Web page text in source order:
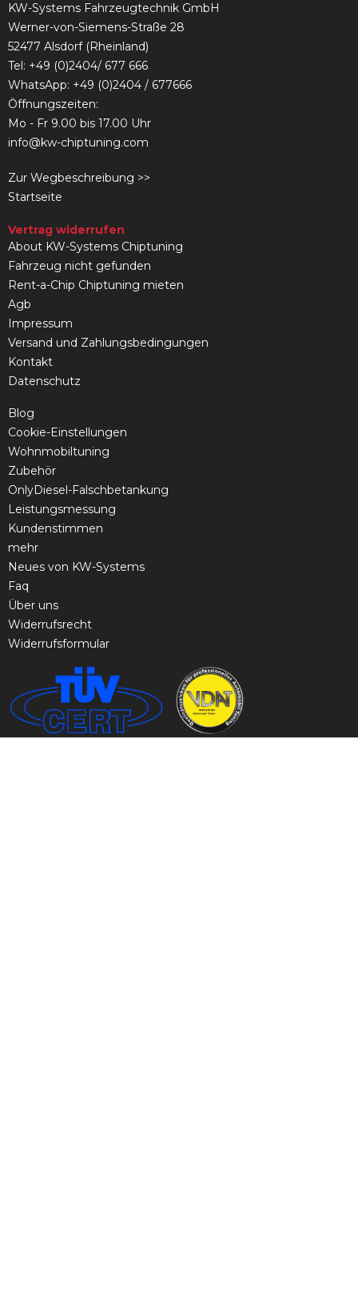
KW-Systems Fahrzeugtechnik GmbH
Werner-von-Siemens-Straße 28
52477 Alsdorf (Rheinland)
Tel: +49 (0)2404/ 677 666
WhatsApp: +49 (0)2404 / 677666
Öffnungszeiten:
Mo - Fr 9.00 bis 17.00 Uhr
info@kw-chiptuning.com
Zur Wegbeschreibung >>
Startseite
Vertrag widerrufen
About KW-Systems Chiptuning
Fahrzeug nicht gefunden
Rent-a-Chip Chiptuning mieten
Agb
Impressum
Versand und Zahlungsbedingungen
Kontakt
Datenschutz
Blog
Cookie-Einstellungen
Wohnmobiltuning
Zubehör
OnlyDiesel-Falschbetankung
Leistungsmessung
Kundenstimmen
mehr
Neues von KW-Systems
Faq
Über uns
Widerrufsrecht
Widerrufsformular